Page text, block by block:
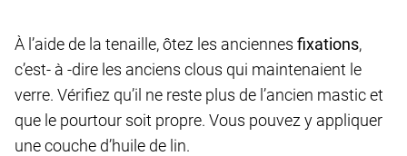
À l’aide de la tenaille, ôtez les anciennes fixations,
c’est- à -dire les anciens clous qui maintenaient le
verre. Vérifiez qu’il ne reste plus de l’ancien mastic et
que le pourtour soit propre. Vous pouvez y appliquer
une couche d’huile de lin.